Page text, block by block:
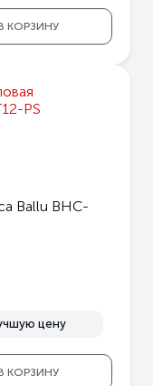
КОРЗИНУ
Ballu BHC-
цену
КОРЗИНУ